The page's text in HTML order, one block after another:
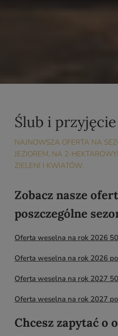
Ślub i
NAJNOWSZA OFERTA NA
JEZIOREM, NA 2-
ZIELENI I KWIATÓW.
Zobacz nasze
poszczególne
Oferta weselna na rok 2026
Oferta weselna na rok 2026
Oferta weselna na rok 2027
Oferta weselna na rok 2027
Chcesz zapytać o